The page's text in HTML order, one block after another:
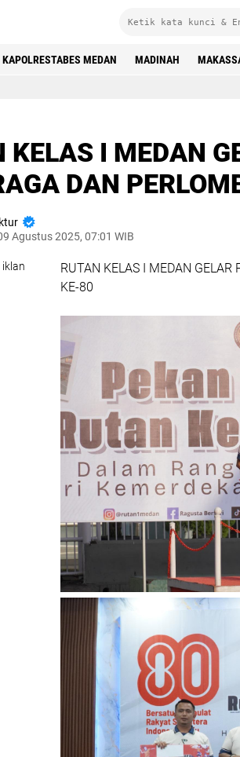
KAPOLRESTABES MEDAN MADINAH
KELAS I MEDAN
DAN
Agustus 2025, 07:01 WIB
RUTAN KELAS I MEDAN GELAR
KE-80